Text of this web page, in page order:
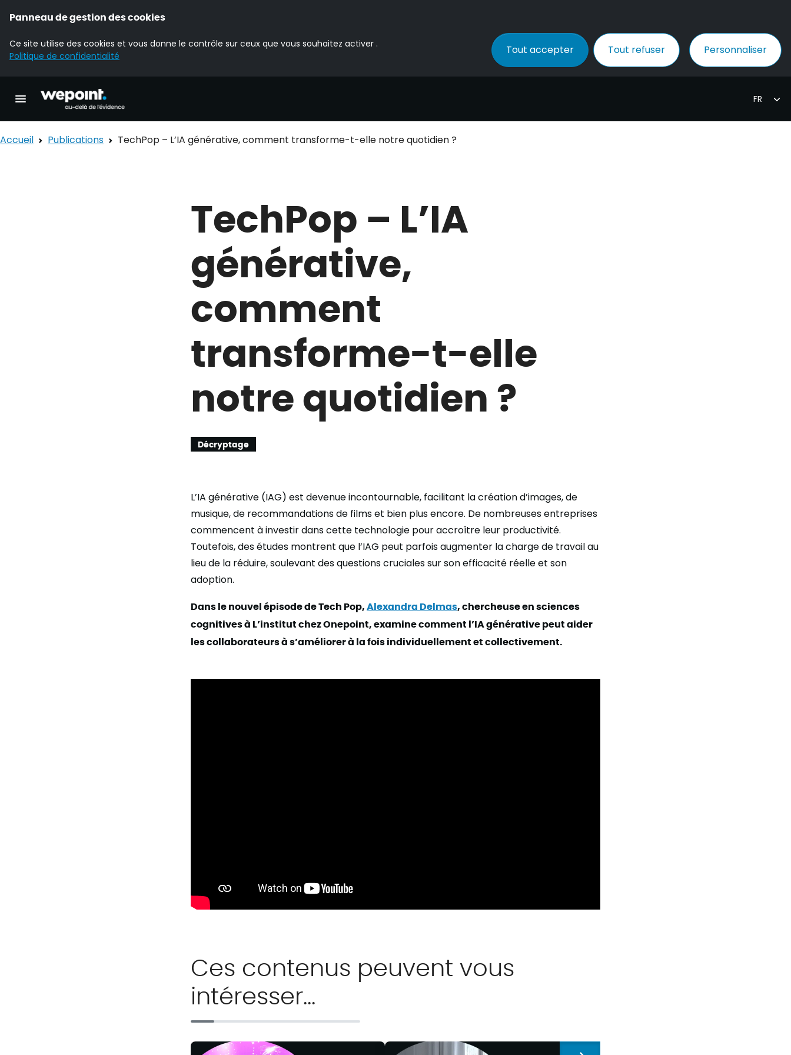
Panneau de gestion des cookies
Ce site utilise des cookies et vous donne le contrôle sur ceux que vous souhaitez activer .
Politique de confidentialité
Tout accepter Tout refuser Personnaliser
Ouvrir la navigation principale
Accueil Publications TechPop – L’IA générative, comment transforme-t-elle notre quotidien ?
TechPop – L’IA
générative,
comment
transforme-t-elle
notre quotidien ?
Décryptage
L’IA générative (IAG) est devenue incontournable, facilitant la création d’images, de
musique, de recommandations de films et bien plus encore. De nombreuses entreprises
commencent à investir dans cette technologie pour accroître leur productivité.
Toutefois, des études montrent que l’IAG peut parfois augmenter la charge de travail au
lieu de la réduire, soulevant des questions cruciales sur son efficacité réelle et son
adoption.
Dans le nouvel épisode de Tech Pop, Alexandra Delmas, chercheuse en sciences
cognitives à L’institut chez Onepoint, examine comment l’IA générative peut aider
les collaborateurs à s’améliorer à la fois individuellement et collectivement.
Ces contenus peuvent vous
intéresser…